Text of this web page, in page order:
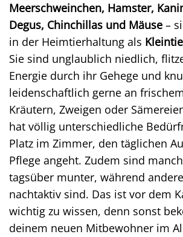
Meerschweinchen, Hamster,
Degus, Chinchillas und Mäuse –
in der Heimtierhaltung als
Sie sind unglaublich niedlich,
Energie durch ihr Gehege und
leidenschaftlich gerne an
Kräutern, Zweigen oder
hat völlig unterschiedliche
Platz im Zimmer, den täglichen
Pflege angeht. Zudem sind
tagsüber munter, während
nachtaktiv sind. Das ist vor dem
wichtig zu wissen, denn sonst
deinem neuen Mitbewohner im